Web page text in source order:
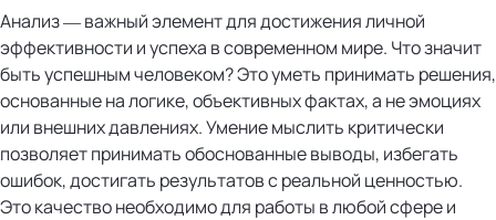
Анализ — важный элемент для достижения личной
эффективности и успеха в современном мире. Что значит
быть успешным человеком? Это уметь принимать решения,
основанные на логике, объективных фактах, а не эмоциях
или внешних давлениях. Умение мыслить критически
позволяет принимать обоснованные выводы, избегать
ошибок, достигать результатов с реальной ценностью.
Это качество необходимо для работы в любой сфере и